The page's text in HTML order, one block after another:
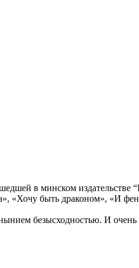
в минском издательстве
«Хочу быть драконом», «И
безысходностью. И очень